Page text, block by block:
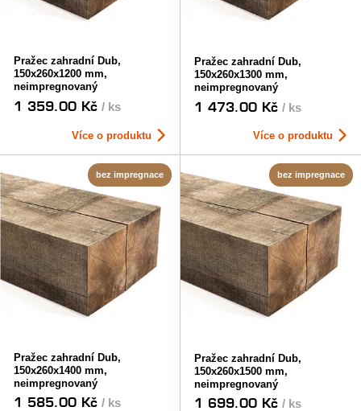
Pražec zahradní Dub,
150x260x1200 mm,
neimpregnovaný
1 359.00 Kč/ ks
Více o produktu
Pražec zahradní Dub,
150x260x1300 mm,
neimpregnovaný
1 473.00 Kč/ ks
Více o produktu
bez impregnace
Pražec zahradní Dub,
150x260x1400 mm,
neimpregnovaný
1 585.00 Kč/ ks
bez impregnace
Pražec zahradní Dub,
150x260x1500 mm,
neimpregnovaný
1 699.00 Kč/ ks